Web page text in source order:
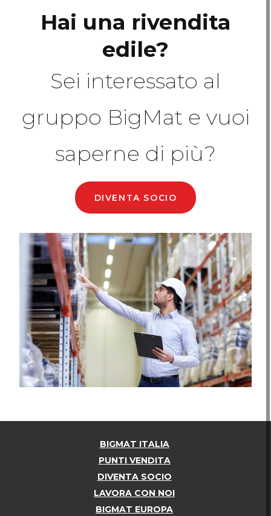
Hai una rivendita
edile?
Sei interessato al
gruppo BigMat e vuoi
saperne di più?
DIVENTA SOCIO
BIGMAT ITALIA
PUNTI VENDITA
DIVENTA SOCIO
LAVORA CON NOI
BIGMAT EUROPA